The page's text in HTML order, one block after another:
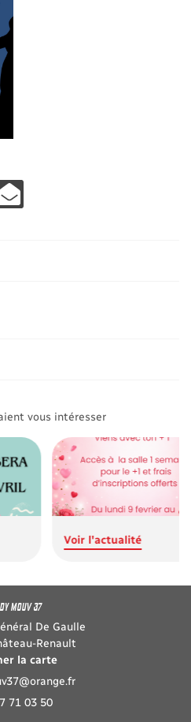
INSCRIPTION
REJOIGNEZ-NOUS :
vous intéresser
Voir l'actualité
MOUV 37
De Gaulle
Renault
la carte
71 03 50